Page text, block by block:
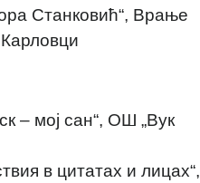
Станковић“, Врање
– мој сан“, ОШ „Вук
в цитатах и лицах“,